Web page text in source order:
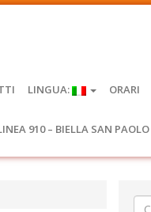
LINGUA: ORARI
910 – BIELLA SAN